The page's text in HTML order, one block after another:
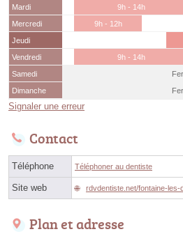
Mardi
9h - 14h
Mercredi
9h - 12h
Jeudi
Vendredi
9h - 14h
Samedi
Dimanche
Signaler une erreur
Contact
Téléphone Téléphoner au dentiste
Site web rdvdentiste.net/fontaine-les-
Plan et adresse